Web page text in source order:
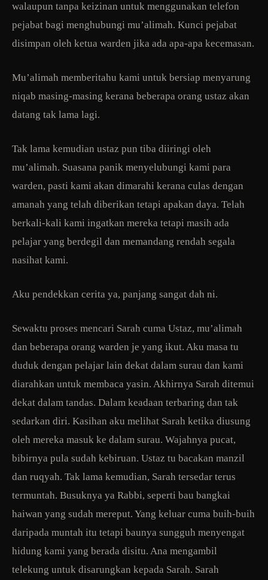
walaupun tanpa keizinan untuk menggunakan telefon
pejabat bagi menghubungi mu’alimah. Kunci pejabat
disimpan oleh ketua warden jika ada apa-apa kecemasan.
Mu’alimah memberitahu kami untuk bersiap menyarung
niqab masing-masing kerana beberapa orang ustaz akan
datang tak lama lagi.
Tak lama kemudian ustaz pun tiba diiringi oleh
mu’alimah. Suasana panik menyelubungi kami para
warden, pasti kami akan dimarahi kerana culas dengan
amanah yang telah diberikan tetapi apakan daya. Telah
berkali-kali kami ingatkan mereka tetapi masih ada
pelajar yang berdegil dan memandang rendah segala
nasihat kami.
Aku pendekkan cerita ya, panjang sangat dah ni.
Sewaktu proses mencari Sarah cuma Ustaz, mu’alimah
dan beberapa orang warden je yang ikut. Aku masa tu
duduk dengan pelajar lain dekat dalam surau dan kami
diarahkan untuk membaca yasin. Akhirnya Sarah ditemui
dekat dalam tandas. Dalam keadaan terbaring dan tak
sedarkan diri. Kasihan aku melihat Sarah ketika diusung
oleh mereka masuk ke dalam surau. Wajahnya pucat,
bibirnya pula sudah kebiruan. Ustaz tu bacakan manzil
dan ruqyah. Tak lama kemudian, Sarah tersedar terus
termuntah. Busuknya ya Rabbi, seperti bau bangkai
haiwan yang sudah mereput. Yang keluar cuma buih-buih
daripada muntah itu tetapi baunya sungguh menyengat
hidung kami yang berada disitu. Ana mengambil
telekung untuk disarungkan kepada Sarah. Sarah